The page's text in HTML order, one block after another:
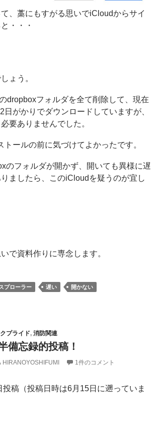
て、藁にもすがる思いでiCloudからサイ
・・・
ょう。
dropboxフォルダを全て削除して、現在
日がかりでダウンロードしていますが、
要ありませんでした。
トールの前に気づけてよかったです。
のフォルダが開かず、開いても異様に遅
ましたら、このiCloudを疑うのが宜し
で資料作りに専念します。
プローラー 遅い 開かない
プライド, 消防関連
備忘録的投稿！
HIRANOYOSHIFUMI 1件のコメント
投稿（投稿日時は6月15日に遡っていま